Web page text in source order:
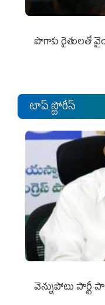
పొగాకు రైతుల‌తో
టాప్ స్టోరీస్
వెన్నుపోటు పార్టీ